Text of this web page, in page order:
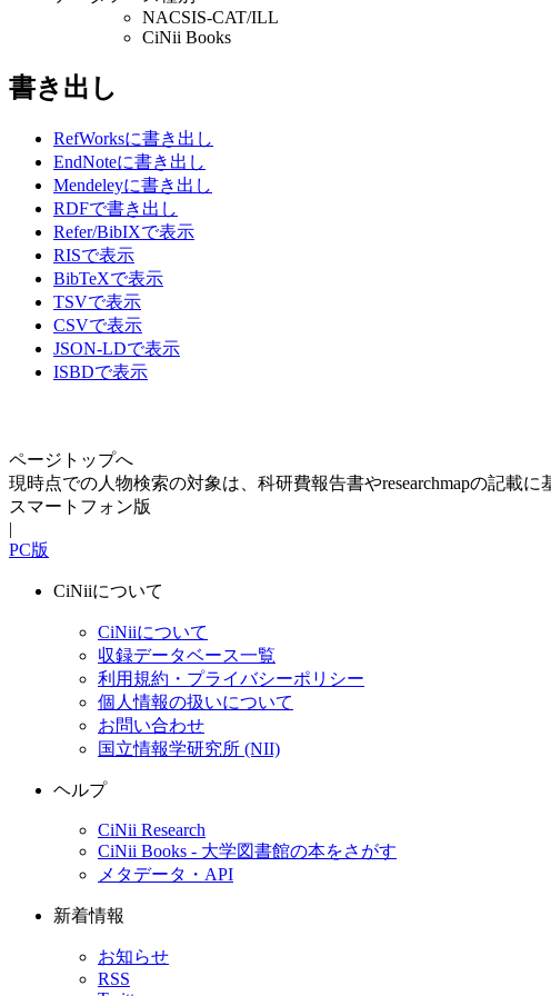
NACSIS-CAT/ILL
CiNii Books
書き出し
RefWorksに書き出し
EndNoteに書き出し
Mendeleyに書き出し
RDFで書き出し
Refer/BibIXで表示
RISで表示
BibTeXで表示
TSVで表示
CSVで表示
JSON-LDで表示
ISBDで表示
ページトップへ
現時点での人物検索の対象は、科研費報告書やresearchmapの記載
スマートフォン版
|
PC版
CiNiiについて
CiNiiについて
収録データベース一覧
利用規約・プライバシーポリシー
個人情報の扱いについて
お問い合わせ
国立情報学研究所 (NII)
ヘルプ
CiNii Research
CiNii Books - 大学図書館の本をさがす
メタデータ・API
新着情報
お知らせ
RSS